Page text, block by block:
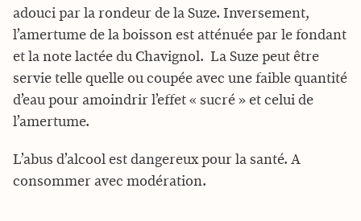
adouci par la rondeur de la Suze. Inversement,
l’amertume de la boisson est atténuée par le fondant
et la note lactée du Chavignol. La Suze peut être
servie telle quelle ou coupée avec une faible quantité
d’eau pour amoindrir l’effet « sucré » et celui de
l’amertume.
L’abus d’alcool est dangereux pour la santé. A
consommer avec modération.